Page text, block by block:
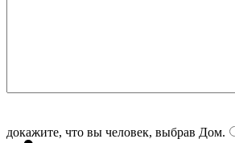
докажите, что вы человек, выбрав Дом.